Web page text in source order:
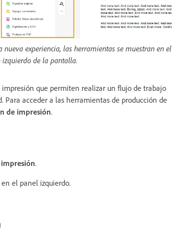
nueva experiencia, las herramientas se muestran en el
izquierdo de la pantalla.
que permiten realizar un flujo de trabajo
acceder a las herramientas de producción de
de impresión.
.
el panel izquierdo.